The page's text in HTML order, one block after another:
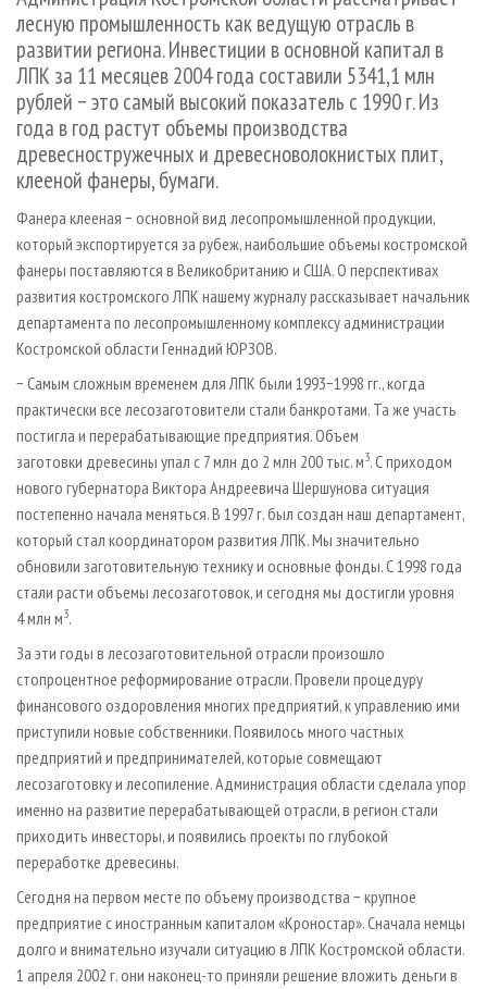
СУШКА ДРЕВЕСИНЫ
ПРОИЗВОДСТВО ДРЕВЕСНЫХ ПЛИТ
ДЕРЕВЯННОЕ ДОМОСТРОЕНИЕ
ПРОИЗВОДСТВО МЕБЕЛИ
БИОЭНЕРГЕТИКА
ЦБП
ИНСТРУМЕНТ И МАТЕРИАЛЫ
ПЕРСОНЫ
МОБИЛЬНЫЕ ВЫСТАВКИ
ОФИЦИАЛЬНЫЕ ДЕЛЕГАЦИИ
ПРИОРИТЕТНЫЕ ИНВЕСТПРОЕКТЫ
RUSSIAN FORESTRY REVIEW
ГАЗЕТА ЛЕСПРОМФОРУМ
БИБЛИОТЕКА СПЕЦИАЛИСТА
КОНТАКТЫ
РЕКЛАМА
РЕКЛАМА НА САЙТЕ
лесную промышленность как ведущую отрасль в
развитии региона. Инвестиции в основной капитал в
ЛПК за 11 месяцев 2004 года составили 5341,1 млн
рублей − это самый высокий показатель с 1990 г. Из
года в год растут объемы производства
древесностружечных и древесноволокнистых плит,
клееной фанеры, бумаги.
Фанера клееная − основной вид лесопромышленной продукции,
который экспортируется за рубеж, наибольшие объемы костромской
фанеры поставляются в Великобританию и США. О перспективах
развития костромского ЛПК нашему журналу рассказывает начальник
департамента по лесопромышленному комплексу администрации
Костромской области Геннадий ЮРЗОВ.
− Самым сложным временем для ЛПК были 1993−1998 гг., когда
практически все лесозаготовители стали банкротами. Та же участь
постигла и перерабатывающие предприятия. Объем
заготовки древесины упал с 7 млн до 2 млн 200 тыс. м3. С приходом
нового губернатора Виктора Андреевича Шершунова ситуация
постепенно начала меняться. В 1997 г. был создан наш департамент,
который стал координатором развития ЛПК. Мы значительно
обновили заготовительную технику и основные фонды. С 1998 года
стали расти объемы лесозаготовок, и сегодня мы достигли уровня
4 млн м3.
За эти годы в лесозаготовительной отрасли произошло
стопроцентное реформирование отрасли. Провели процедуру
финансового оздоровления многих предприятий, к управлению ими
приступили новые собственники. Появилось много частных
предприятий и предпринимателей, которые совмещают
лесозаготовку и лесопиление. Администрация области сделала упор
именно на развитие перерабатывающей отрасли, в регион стали
приходить инвесторы, и появились проекты по глубокой
переработке древесины.
Сегодня на первом месте по объему производства − крупное
предприятие с иностранным капиталом «Кроностар». Сначала немцы
долго и внимательно изучали ситуацию в ЛПК Костромской области.
1 апреля 2002 г. они наконец-то приняли решение вложить деньги в